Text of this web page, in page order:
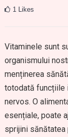
1 Likes
Vitaminele sunt
organismului
menținerea
totodată funcțiile
nervos. O
esențiale, poate
sprijini sănătatea